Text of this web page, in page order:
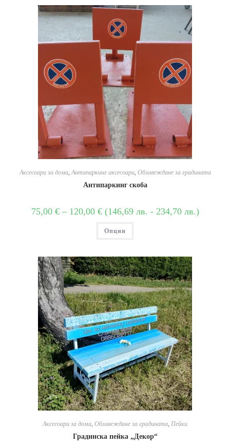
Аксесоари за дома,Антипаркинг аксесоари, Обзавеждане за градината
Антипаркинг скоба
75,00 € – 120,00 € (146,69 лв. - 234,70 лв.)
Опции
Аксесоари за дома Обзавеждане за градината Пейки
Градинска пейка „Декор“